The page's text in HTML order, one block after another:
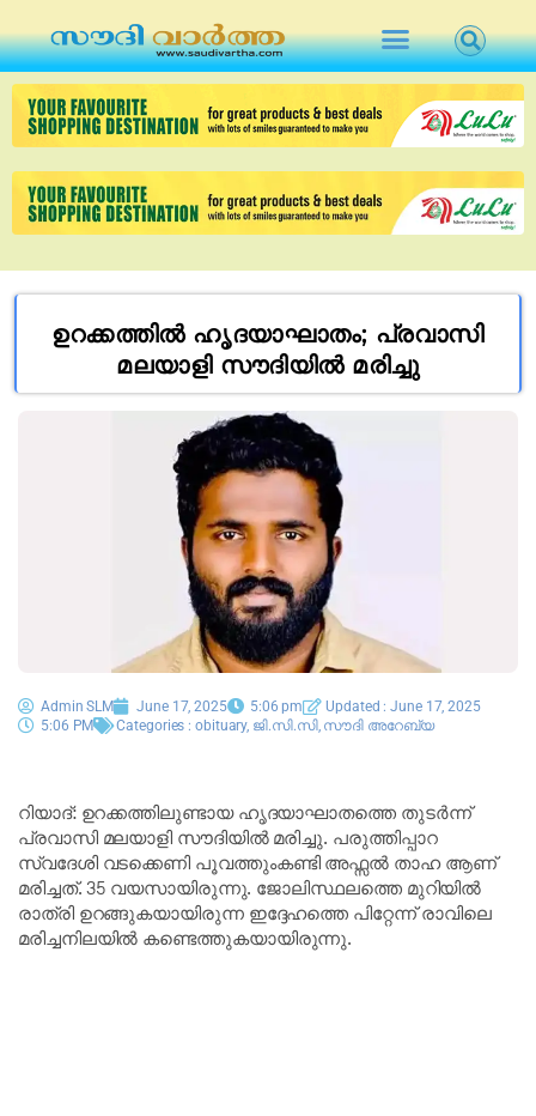
ഉറക്കത്തിൽ ഹൃദയാഘാതം; പ്രവാസി
മലയാളി സൗദിയിൽ മരിച്ചു
Admin SLM June 17, 2025 5:06 pm
Updated : June 17, 2025
5:06 PM
Categories :obituary, ജി.സി.സി, സൗദി അറേബ്യ
റിയാദ്: ഉറക്കത്തിലുണ്ടായ ഹൃദയാഘാതത്തെ തുടർന്ന്
പ്രവാസി മലയാളി സൗദിയിൽ മരിച്ചു. പരുത്തിപ്പാറ
സ്വദേശി വടക്കെണി പൂവത്തുംകണ്ടി അഫ്സൽ താഹ ആണ്
മരിച്ചത്. 35 വയസായിരുന്നു. ജോലിസ്ഥലത്തെ മുറിയിൽ
രാത്രി ഉറങ്ങുകയായിരുന്ന ഇദ്ദേഹത്തെ പിറ്റേന്ന് രാവിലെ
മരിച്ചനിലയിൽ കണ്ടെത്തുകയായിരുന്നു.